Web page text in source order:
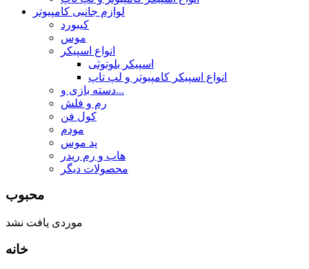
لوازم جانبی کامپیوتر
کیبورد
موس
انواع اسپیکر
اسپیکر بلوتوثی
انواع اسپیکر کامپیوتر و لپ تاپ
دسته بازی و...
رم و فلش
کول فن
مودم
پد موس
هاب و رم ریدر
محصولات دیگر
محبوب
موردی یافت نشد
خانه